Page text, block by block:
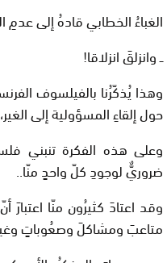
الغباءُ الخطابي قادهُ إلى عدمِ
ــ وانزلقَ انزلاقا!
وهذا يُذكّرُنا بالفيلسوف
حول إلقاءِ المسؤولية إلى
وعلى هذه الفكرة تنبني
ضروريٌّ لوجودِ كلّ واحدٍ منّا..
وقد اعتادَ كثيرُون منّا
متاعبَ ومشاكلَ وصعُوباتٍ